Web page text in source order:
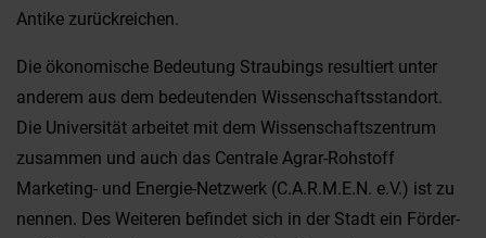
Antike zurückreichen.
Die ökonomische Bedeutung Straubings resultiert unter
anderem aus dem bedeutenden Wissenschaftsstandort.
Die Universität arbeitet mit dem Wissenschaftszentrum
zusammen und auch das Centrale Agrar-Rohstoff
Marketing- und Energie-Netzwerk (C.A.R.M.E.N. e.V.) ist zu
nennen. Des Weiteren befindet sich in der Stadt ein Förder-